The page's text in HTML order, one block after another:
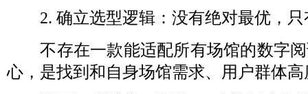
2. 确立选型逻辑：没有绝对最优，只
不存在一款能适配所有场馆的数字阅
心，是找到和自身场馆需求、用户群体